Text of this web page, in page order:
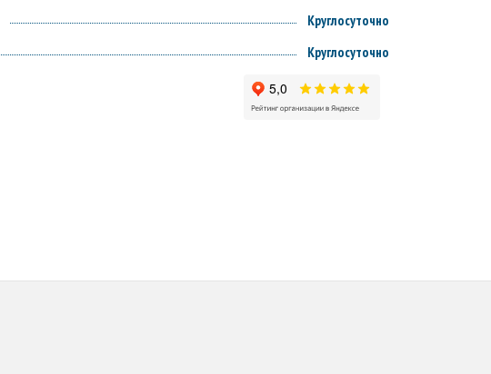
Круглосуточно
Круглосуточно